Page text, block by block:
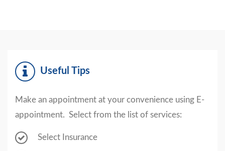
Useful Tips
Make an appointment at your convenience using E-
appointment. Select from the list of services:
Select Insurance